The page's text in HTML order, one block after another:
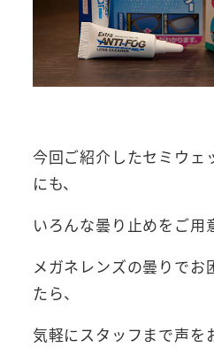
今回ご紹介したセミウェ
にも、
いろんな曇り止めをご用
メガネレンズの曇りでお
たら、
気軽にスタッフまで声を